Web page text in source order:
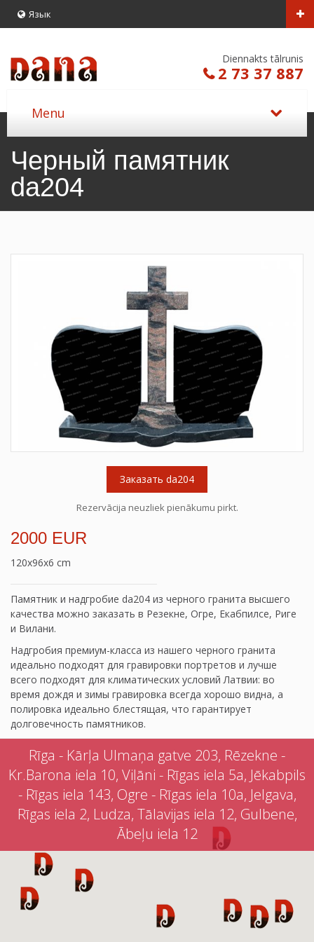
Язык
Diennakts tālrunis
2 73 37 887
Черный памятник
da204
Заказать da204
Rezervācija neuzliek pienākumu pirkt.
2000 EUR
120x96x6 cm
Памятник и надгробие da204 из черного гранита высшего
качества можно заказать в Резекне, Огре, Екабпилсе, Риге
и Вилани.
Надгробия премиум-класса из нашего черного гранита
идеально подходят для гравировки портретов и лучше
всего подходят для климатических условий Латвии: во
время дождя и зимы гравировка всегда хорошо видна, а
полировка идеально блестящая, что гарантирует
долговечность памятников.
Rīga - Kārļa Ulmaņa gatve 203, Rēzekne -
Kr.Barona iela 10, Viļāni - Rīgas iela 5a, Jēkabpils
- Rīgas iela 143, Ogre - Rīgas iela 10a, Jelgava,
Rīgas iela 2, Ludza, Tālavijas iela 12, Gulbene,
Ābeļu iela 12